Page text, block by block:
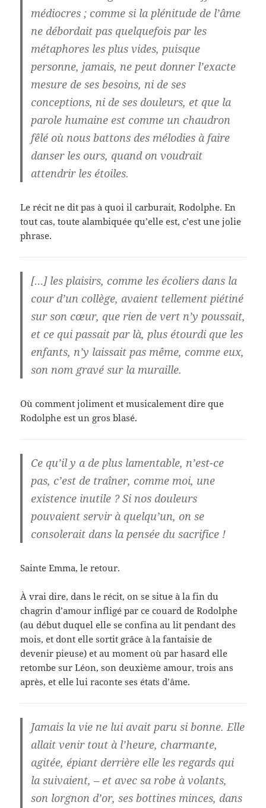
médiocres ; comme si la plénitude de l’âme
ne débordait pas quelquefois par les
métaphores les plus vides, puisque
personne, jamais, ne peut donner l’exacte
mesure de ses besoins, ni de ses
conceptions, ni de ses douleurs, et que la
parole humaine est comme un chaudron
fêlé où nous battons des mélodies à faire
danser les ours, quand on voudrait
attendrir les étoiles.
Le récit ne dit pas à quoi il carburait, Rodolphe. En
tout cas, toute alambiquée qu’elle est, c’est une jolie
phrase.
[…] les plaisirs, comme les écoliers dans la
cour d’un collège, avaient tellement piétiné
sur son cœur, que rien de vert n’y poussait,
et ce qui passait par là, plus étourdi que les
enfants, n’y laissait pas même, comme eux,
son nom gravé sur la muraille.
Où comment joliment et musicalement dire que
Rodolphe est un gros blasé.
Ce qu’il y a de plus lamentable, n’est-ce
pas, c’est de traîner, comme moi, une
existence inutile ? Si nos douleurs
pouvaient servir à quelqu’un, on se
consolerait dans la pensée du sacrifice !
Sainte Emma, le retour.
À vrai dire, dans le récit, on se situe à la fin du
chagrin d’amour infligé par ce couard de Rodolphe
(au début duquel elle se confina au lit pendant des
mois, et dont elle sortit grâce à la fantaisie de
devenir pieuse) et au moment où par hasard elle
retombe sur Léon, son deuxième amour, trois ans
après, et elle lui raconte ses états d’âme.
Jamais la vie ne lui avait paru si bonne. Elle
allait venir tout à l’heure, charmante,
agitée, épiant derrière elle les regards qui
la suivaient, – et avec sa robe à volants,
son lorgnon d’or, ses bottines minces, dans